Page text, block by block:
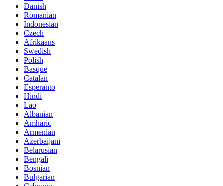
Danish
Romanian
Indonesian
Czech
Afrikaans
Swedish
Polish
Basque
Catalan
Esperanto
Hindi
Lao
Albanian
Amharic
Armenian
Azerbaijani
Belarusian
Bengali
Bosnian
Bulgarian